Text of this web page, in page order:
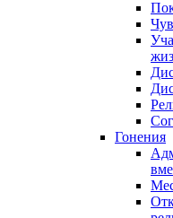
Гонения